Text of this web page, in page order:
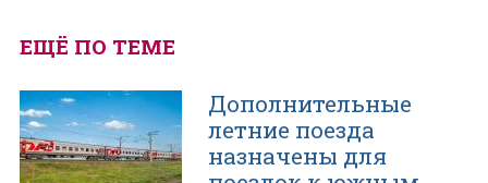
ЕЩЁ ПО ТЕМЕ
Дополнительные
летние поезда
назначены для